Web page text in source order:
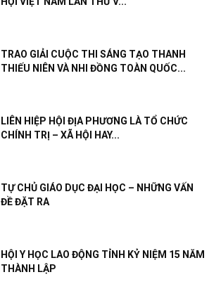
TRAO GIẢI CUỘC THI SÁNG TẠO THANH
THIẾU NIÊN VÀ NHI ĐỒNG TOÀN QUỐC...
LIÊN HIỆP HỘI ĐỊA PHƯƠNG LÀ TỔ CHỨC
CHÍNH TRỊ – XÃ HỘI HAY...
TỰ CHỦ GIÁO DỤC ĐẠI HỌC – NHỮNG VẤN
ĐỀ ĐẶT RA
HỘI Y HỌC LAO ĐỘNG TỈNH KỶ NIỆM 15 NĂM
THÀNH LẬP